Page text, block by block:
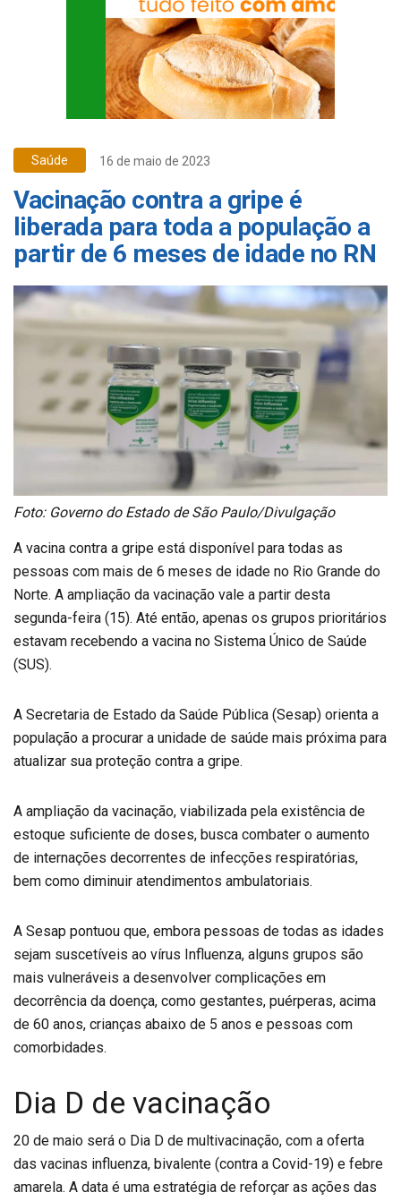
Saúde 16 de maio de 2023
Vacinação contra a gripe é
liberada para toda a população a
partir de 6 meses de idade no RN
Foto: Governo do Estado de São Paulo/Divulgação
A vacina contra a gripe está disponível para todas as
pessoas com mais de 6 meses de idade no Rio Grande do
Norte. A ampliação da vacinação vale a partir desta
segunda-feira (15). Até então, apenas os grupos prioritários
estavam recebendo a vacina no Sistema Único de Saúde
(SUS).
A Secretaria de Estado da Saúde Pública (Sesap) orienta a
população a procurar a unidade de saúde mais próxima para
atualizar sua proteção contra a gripe.
A ampliação da vacinação, viabilizada pela existência de
estoque suficiente de doses, busca combater o aumento
de internações decorrentes de infecções respiratórias,
bem como diminuir atendimentos ambulatoriais.
A Sesap pontuou que, embora pessoas de todas as idades
sejam suscetíveis ao vírus Influenza, alguns grupos são
mais vulneráveis a desenvolver complicações em
decorrência da doença, como gestantes, puérperas, acima
de 60 anos, crianças abaixo de 5 anos e pessoas com
comorbidades.
Dia D de vacinação
20 de maio será o Dia D de multivacinação, com a oferta
das vacinas influenza, bivalente (contra a Covid-19) e febre
amarela. A data é uma estratégia de reforçar as ações das